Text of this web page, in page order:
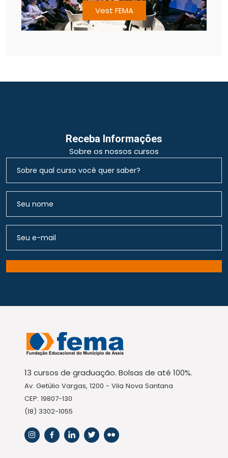
Vest FEMA
Receba Informações
Sobre os nossos cursos
13 cursos de graduação. Bolsas de até 100%.
Av. Getúlio Vargas, 1200 - Vila Nova Santana
CEP: 19807-130
(18) 3302-1055